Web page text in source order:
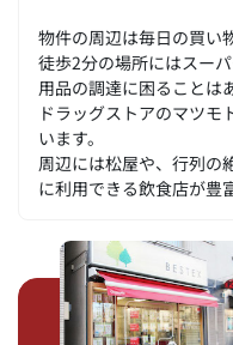
物件の周辺は毎日の買い
徒歩2分の場所にはスー
用品の調達に困ることは
ドラッグストアのマツ
います。
周辺には松屋や、行列の
に利用できる飲食店が豊